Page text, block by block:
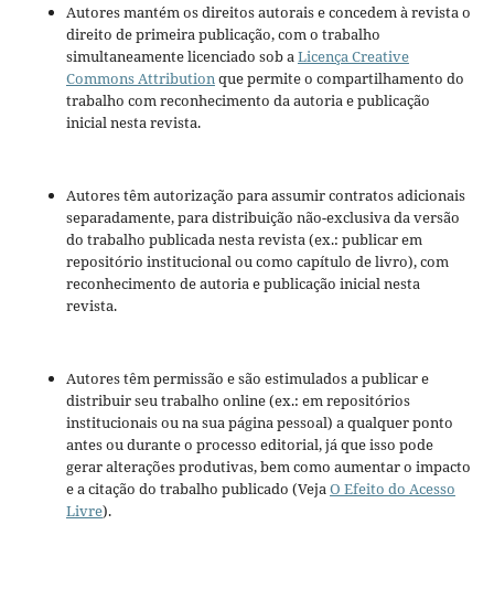
Autores mantém os direitos autorais e concedem à revista o
direito de primeira publicação, com o trabalho
simultaneamente licenciado sob aLicença Creative
Commons Attributionque permite o compartilhamento do
trabalho com reconhecimento da autoria e publicação
inicial nesta revista.
Autores têm autorização para assumir contratos adicionais
separadamente, para distribuição não-exclusiva da versão
do trabalho publicada nesta revista (ex.: publicar em
repositório institucional ou como capítulo de livro), com
reconhecimento de autoria e publicação inicial nesta
revista.
Autores têm permissão e são estimulados a publicar e
distribuir seu trabalho online (ex.: em repositórios
institucionais ou na sua página pessoal) a qualquer ponto
antes ou durante o processo editorial, já que isso pode
gerar alterações produtivas, bem como aumentar o impacto
e a citação do trabalho publicado (VejaO Efeito do Acesso
Livre).